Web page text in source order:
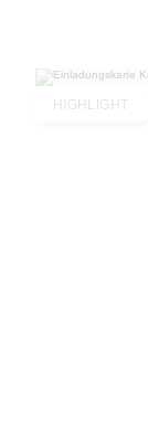
HIGHLIGHT